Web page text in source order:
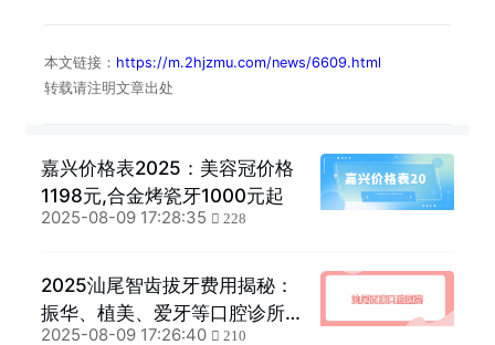
本文链接： https://m.2hjzmu.com/news/6609.html
转载请注明文章出处
嘉兴价格表2025：美容冠价格
1198元,合金烤瓷牙1000元起
2025-08-09 17:28:35 228
2025汕尾智齿拔牙费用揭秘：
振华、植美、爱牙等口腔诊所
排名及价格指南
2025-08-09 17:26:40 210